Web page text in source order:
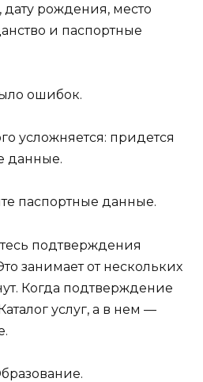
дату рождения, место
и паспортные
ошибок.
усложняется: придется
данные.
паспортные данные.
подтверждения
занимает от нескольких
Когда подтверждение
услуг, а в нем —